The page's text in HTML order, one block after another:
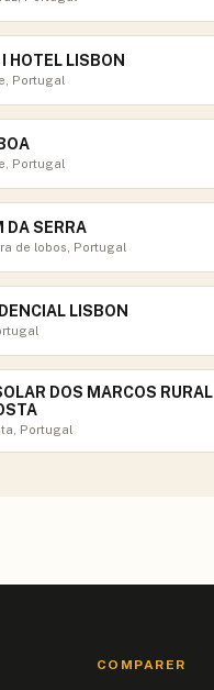
HOTEL LISBON
Portugal
Portugal
DA SERRA
de lobos, Portugal
LISBON
DOS MARCOS RURAL
Portugal
COMPARER